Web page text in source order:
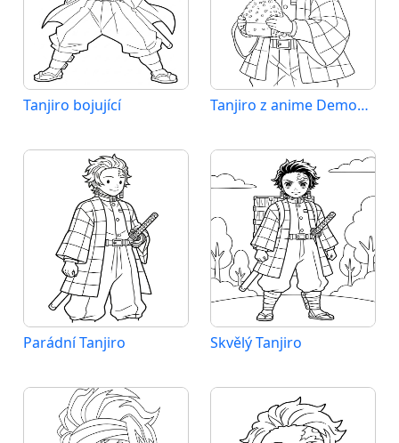
Tanjiro bojující Tanjiro z anime Demon Slayer
Parádní Tanjiro Skvělý Tanjiro